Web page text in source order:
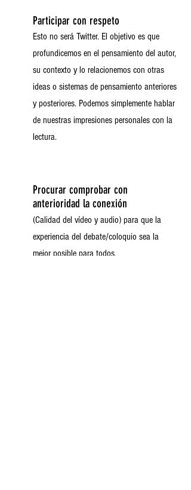
Participar con respeto
Esto no será Twitter. El objetivo es que
profundicemos en el pensamiento del autor,
su contexto y lo relacionemos con otras
ideas o sistemas de pensamiento anteriores
y posteriores. Podemos simplemente hablar
de nuestras impresiones personales con la
lectura.
Procurar comprobar con
anterioridad la conexión
(Calidad del vídeo y audio) para que la
experiencia del debate/coloquio sea la
mejor posible para todos.